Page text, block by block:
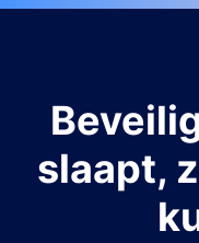
slaapt,